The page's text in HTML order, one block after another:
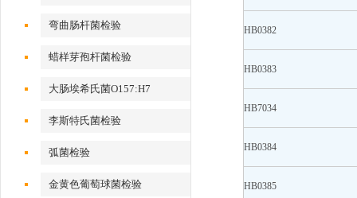
弯曲肠杆菌检验
蜡样芽孢杆菌检验
大肠埃希氏菌O157:H7
李斯特氏菌检验
弧菌检验
金黄色葡萄球菌检验
HB0382
HB0383
HB7034
HB0384
HB0385